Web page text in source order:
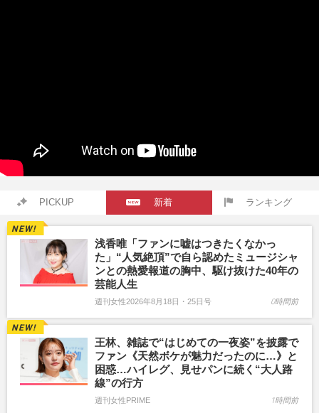
PICKUP 新着 ランキング
浅香唯「ファンに嘘はつきたくなかっ
た」“人気絶頂”で自ら認めたミュージシャ
ンとの熱愛報道の胸中、駆け抜けた40年の
芸能人生
週刊女性2026年8月18日・25日号 0時間前
王林、雑誌で“はじめての一夜姿”を披露で
ファン《天然ボケが魅力だったのに…》と
困惑…ハイレグ、見せパンに続く“大人路
線”の行方
週刊女性PRIME 1時間前